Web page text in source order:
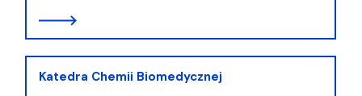
Katedra Chemii Biomedycznej